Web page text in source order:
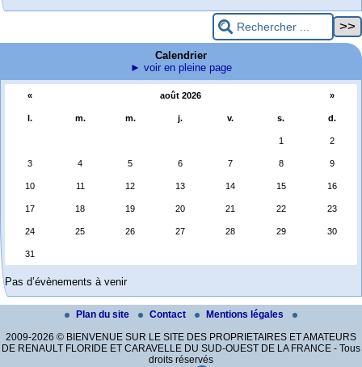
Calendrier
► voir en pleine page
« août 2026 »
l. m. m. j. v. s. d.
1 2
3 4 5 6 7 8 9
10 11 12 13 14 15 16
17 18 19 20 21 22 23
24 25 26 27 28 29 30
31
Pas d’évènements à venir
Plan du site Contact
Mentions légales
2009-2026 © BIENVENUE SUR LE SITE DES PROPRIETAIRES ET AMATEURS
DE RENAULT FLORIDE ET CARAVELLE DU SUD-OUEST DE LA FRANCE - Tous
droits réservés